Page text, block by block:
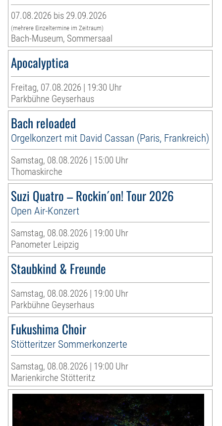
07.08.2026 bis 29.09.2026
(mehrere Einzeltermine im Zeitraum)
Bach-Museum, Sommersaal
Apocalyptica
Freitag, 07.08.2026 | 19:30 Uhr
Parkbühne Geyserhaus
Bach reloaded
Orgelkonzert mit David Cassan (Paris, Frankreich)
Samstag, 08.08.2026 | 15:00 Uhr
Thomaskirche
Suzi Quatro – Rockin´on! Tour 2026
Open Air-Konzert
Samstag, 08.08.2026 | 19:00 Uhr
Panometer Leipzig
Staubkind & Freunde
Samstag, 08.08.2026 | 19:00 Uhr
Parkbühne Geyserhaus
Fukushima Choir
Stötteritzer Sommerkonzerte
Samstag, 08.08.2026 | 19:00 Uhr
Marienkirche Stötteritz